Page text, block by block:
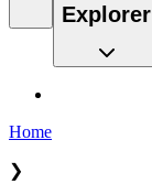
Explorer
Home
❯